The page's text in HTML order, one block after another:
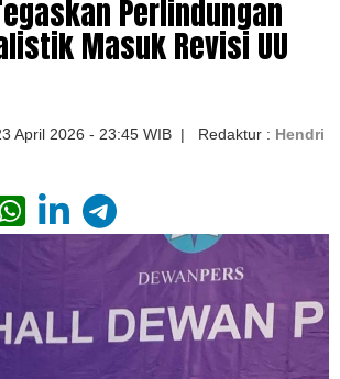
Perlindungan
Masuk Revisi UU
April 2026 - 23:45 WIB | Redaktur : Hendri